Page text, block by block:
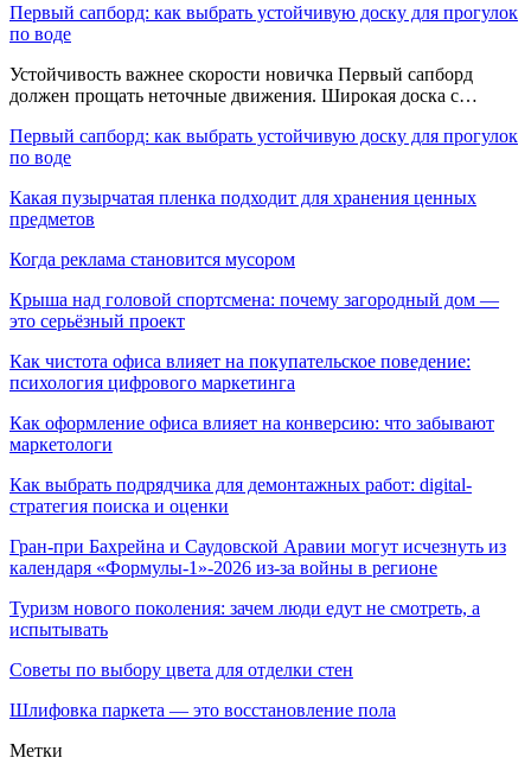
Первый сапборд: как выбрать устойчивую доску для прогулок
по воде
Устойчивость важнее скорости новичка Первый сапборд
должен прощать неточные движения. Широкая доска с…
Первый сапборд: как выбрать устойчивую доску для прогулок
по воде
Какая пузырчатая пленка подходит для хранения ценных
предметов
Когда реклама становится мусором
Крыша над головой спортсмена: почему загородный дом —
это серьёзный проект
Как чистота офиса влияет на покупательское поведение:
психология цифрового маркетинга
Как оформление офиса влияет на конверсию: что забывают
маркетологи
Как выбрать подрядчика для демонтажных работ: digital-
стратегия поиска и оценки
Гран-при Бахрейна и Саудовской Аравии могут исчезнуть из
календаря «Формулы-1»-2026 из-за войны в регионе
Туризм нового поколения: зачем люди едут не смотреть, а
испытывать
Советы по выбору цвета для отделки стен
Шлифовка паркета — это восстановление пола
Метки